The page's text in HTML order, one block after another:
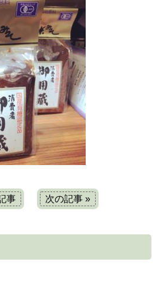
事 次の記事 »